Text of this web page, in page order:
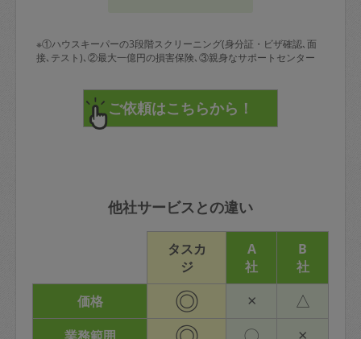
※①ハウスキーパーの3段階スクリーニング(身分証・ビザ確認､面
接､テスト)､②最大一億円の損害保険､③親身なサポートセンター
他社サービスとの違い
タスカ
ジ
A
社
B
社
価格
◎ × △